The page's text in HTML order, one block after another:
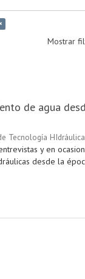
Mostrar
de agua
Tecnología HIdráulica
y en
desde la